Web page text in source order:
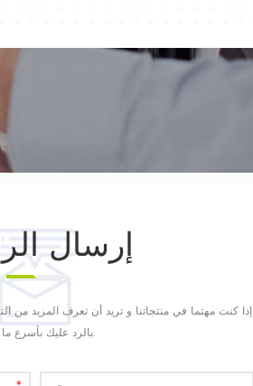
إرسال
إذا كنت مهتما في منتجاتنا و تريد أن تعرف المزيد
بالرد عليك بأسرع ما يمكن.